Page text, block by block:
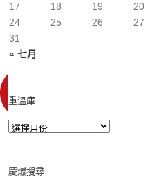
« 七月
17
18 19 20
24
25 26 27
31
重溫庫
慶爆搜尋